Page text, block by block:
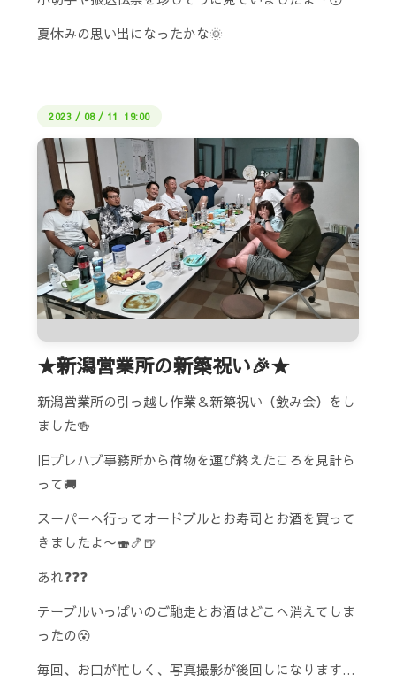
夏休みの思い出になったかな🌞
2023 / 08/ 11 19:00
★新潟営業所の新築祝い🎉★
新潟営業所の引っ越し作業＆新築祝い（飲み会）をし
ました🍻
旧プレハブ事務所から荷物を運び終えたころを見計ら
って🚚
スーパーへ行ってオードブルとお寿司とお酒を買って
きましたよ〜🍣🍤🍺
あれ❓❓❓
テーブルいっぱいのご馳走とお酒はどこへ消えてしま
ったの😵
毎回、お口が忙しく、写真撮影が後回しになります…